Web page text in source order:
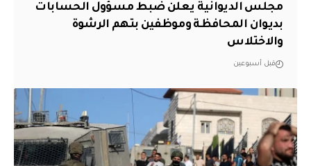
مجلس الديوانية يعلن ضبط مسؤول الحسابات
بديوان المحافظة وموظفين بتهم الرشوة
والاختلاس
قبل أسبوعين